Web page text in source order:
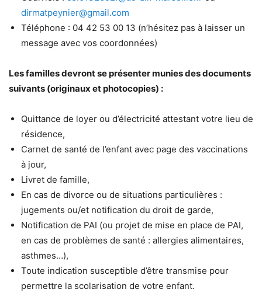
dirmatpeynier@gmail.com
Téléphone : 04 42 53 00 13 (n’hésitez pas à laisser un
message avec vos coordonnées)
Les familles devront se présenter munies des documents
suivants (originaux et photocopies) :
Quittance de loyer ou d’électricité attestant votre lieu de
résidence,
Carnet de santé de l’enfant avec page des vaccinations
à jour,
Livret de famille,
En cas de divorce ou de situations particulières :
jugements ou/et notification du droit de garde,
Notification de PAI (ou projet de mise en place de PAI,
en cas de problèmes de santé : allergies alimentaires,
asthmes…),
Toute indication susceptible d’être transmise pour
permettre la scolarisation de votre enfant.